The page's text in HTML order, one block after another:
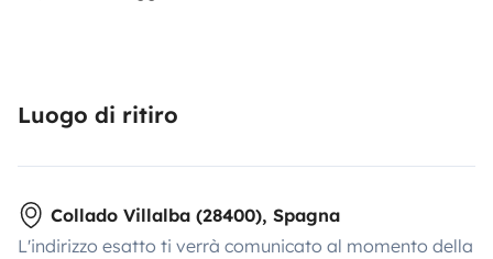
Luogo di ritiro
Collado Villalba (28400), Spagna
L'indirizzo esatto ti verrà comunicato al momento della